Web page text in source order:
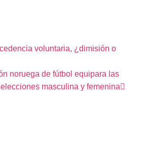
voluntaria, ¿dimisión o
noruega de fútbol equipara las
masculina y femenina